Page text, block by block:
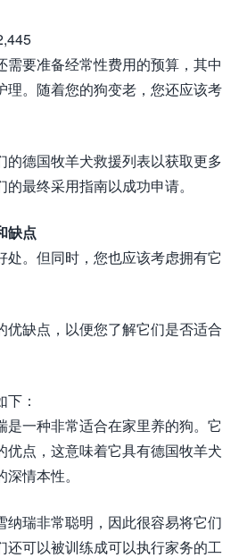
需要准备经常性费用的预算，其中
理。随着您的狗变老，您还应该考
的德国牧羊犬救援列表以获取更多
最终采用指南以成功申请。
缺点
处。但同时，您也应该考虑拥有它
优缺点，以便您了解它们是否适合
：
是一种非常适合在家里养的狗。它
优点，这意味着它具有德国牧羊犬
情本性。
纳瑞非常聪明，因此很容易将它们
还可以被训练成可以执行家务的工